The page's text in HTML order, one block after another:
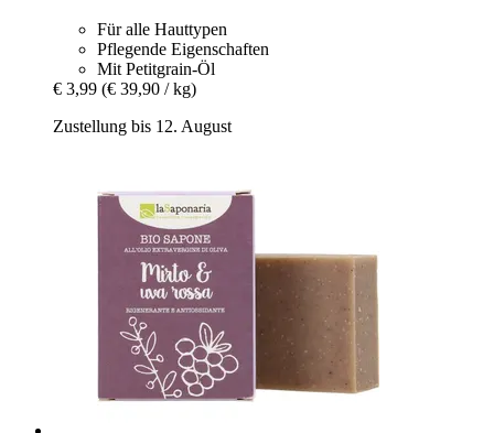
Für alle Hauttypen
Pflegende Eigenschaften
Mit Petitgrain-Öl
€ 3,99 (€ 39,90 / kg)
Zustellung bis 12. August